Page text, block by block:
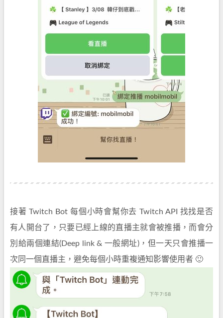
接著 Twitch Bot 每個小時會幫你去 Twitch API 找找是否
有人開台了，只要已經上線的直播主就會被推播，而會分
別給兩個連結(Deep link & 一般網址)，但一天只會推播一
次同一個直播主，避免每個小時重複通知影響使用者 🙂